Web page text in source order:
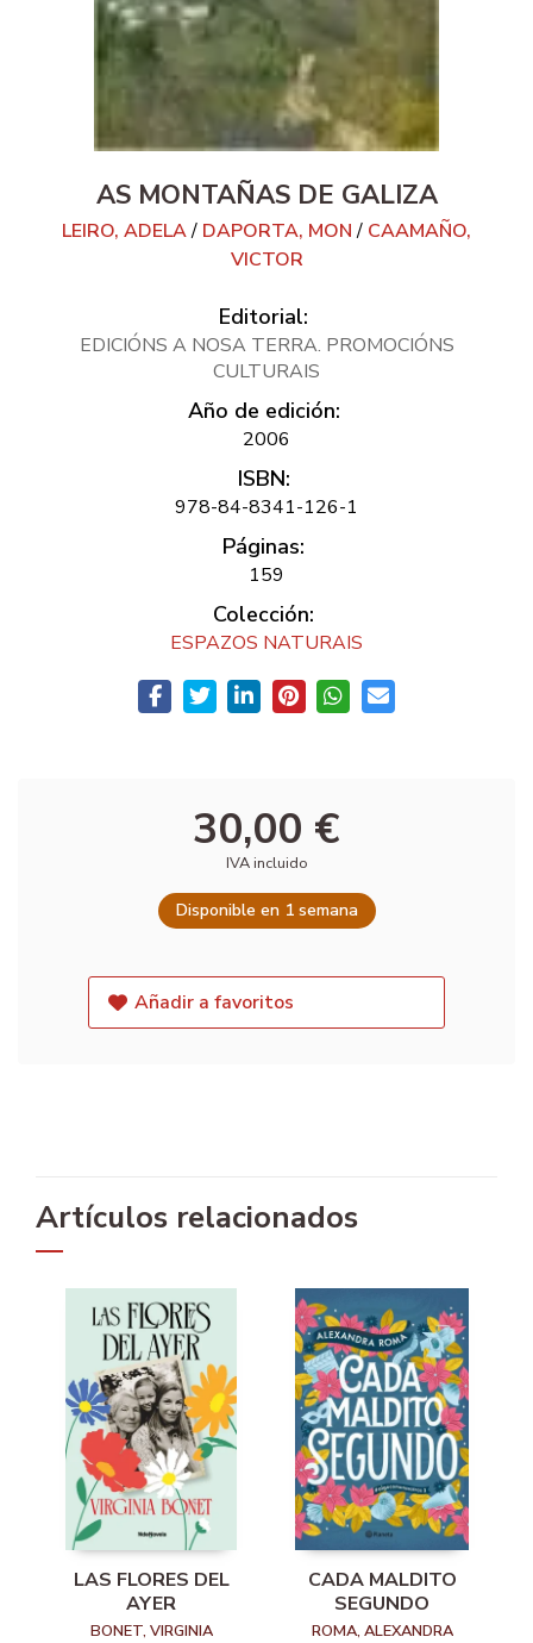
AS MONTAÑAS DE GALIZA
LEIRO, ADELA/ DAPORTA, MON/ CAAMAÑO,
VICTOR
Editorial:
EDICIÓNS A NOSA TERRA. PROMOCIÓNS
CULTURAIS
Año de edición:
2006
ISBN:
978-84-8341-126-1
Páginas:
159
Colección:
ESPAZOS NATURAIS
30,00 €
IVA incluido
Disponible en 1 semana
Añadir a favoritos
Artículos relacionados
LAS FLORES DEL
AYER
BONET, VIRGINIA
CADA MALDITO
SEGUNDO
ROMA, ALEXANDRA